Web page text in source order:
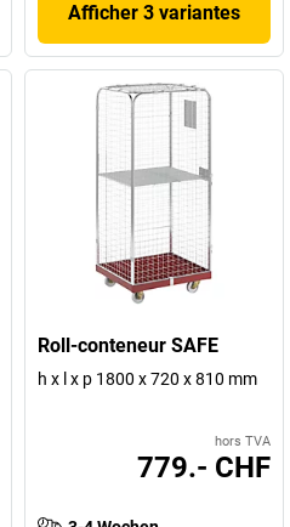
Afficher 3 variantes
Roll-conteneur SAFE
h x l x p 1800 x 720 x 810 mm
hors TVA
779.- CHF